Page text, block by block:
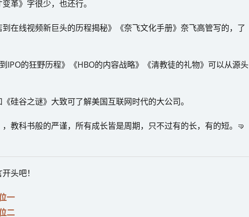
革》字很少，也还行。
在线视频新巨头的历程揭秘》《奈飞文化手册》奈飞高管写的，了
的狂野历程》《HBO的内容战略》《清教徒的礼物》可以从源头
硅谷之谜》大致可了解美国互联网时代的大公司。
教科书般的严谨，所有成长皆是周期，只不过有的长，有的短。🤜
头吧！
一
二